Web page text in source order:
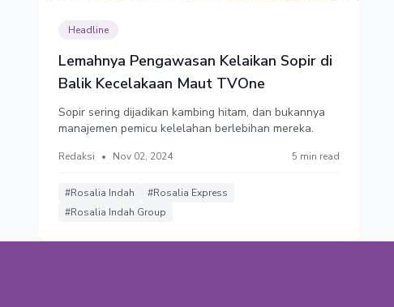
Headline
Lemahnya Pengawasan Kelaikan Sopir di
Balik Kecelakaan Maut TVOne
Sopir sering dijadikan kambing hitam, dan bukannya
manajemen pemicu kelelahan berlebihan mereka.
Redaksi • Nov 02, 2024 5 min read
#Rosalia Indah
#Rosalia Express
#Rosalia Indah Group